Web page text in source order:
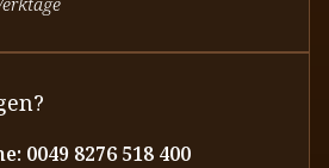
0049 8276 518 400